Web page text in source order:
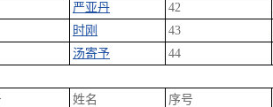
严亚丹 42
时刚 43
汤寄予 44
姓名 序号